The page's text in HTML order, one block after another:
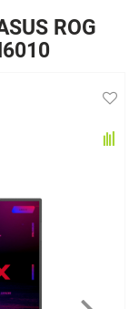
ROG